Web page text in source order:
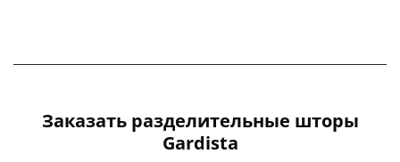
уникальность многослойной структуры штор
авторские инженерные разработки
Заказать разделительные шторы
Gardista